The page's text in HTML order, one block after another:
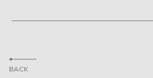
BACK